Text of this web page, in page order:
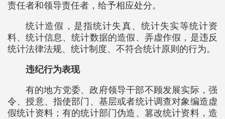
责任者和领导责任者，给予相应处分。
统计造假，是指统计失真、统计失实等统计资
料、统计信息、统计数据的造假、弄虚作假，是违反
统计法律法规、统计制度、不符合统计原则的行为。
违纪行为表现
有的地方党委、政府领导干部不顾发展实际，强
令、授意、指使部门、基层或者统计调查对象编造虚
假统计资料；有的统计部门伪造、篡改统计资料，造